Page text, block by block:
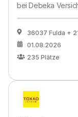
beiDebeka
36037 Fulda +
01.08.2026
235 Plätze